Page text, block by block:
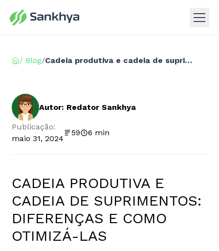
/ Blog/ Cadeia produtiva e cadeia de suprimentos: diferenças e como otimizá-las
Autor: Redator Sankhya
Publicação:
maio 31, 2024
59 6 min
CADEIA PRODUTIVA E
CADEIA DE SUPRIMENTOS:
DIFERENÇAS E COMO
OTIMIZÁ-LAS